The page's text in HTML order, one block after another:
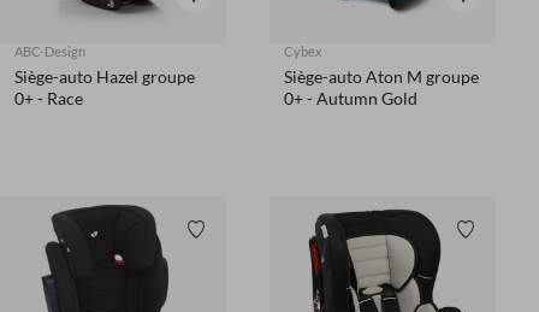
ABC-Design
Siège-auto Hazel groupe
0+ - Race
Cybex
Siège-auto Aton M groupe
0+ - Autumn Gold
Liste de souhaits Liste de